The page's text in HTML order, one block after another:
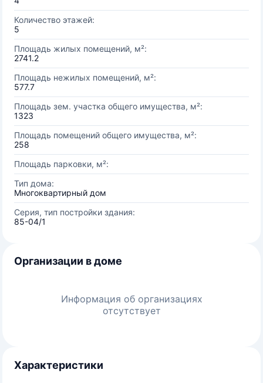
Количество этажей:
5
Площадь жилых помещений, м²:
2741.2
Площадь нежилых помещений, м²:
577.7
Площадь зем. участка общего имущества, м²:
1323
Площадь помещений общего имущества, м²:
258
Площадь парковки, м²:
Тип дома:
Многоквартирный дом
Серия, тип постройки здания:
85-04/1
Организации в доме
Информация об организациях
отсутствует
Характеристики